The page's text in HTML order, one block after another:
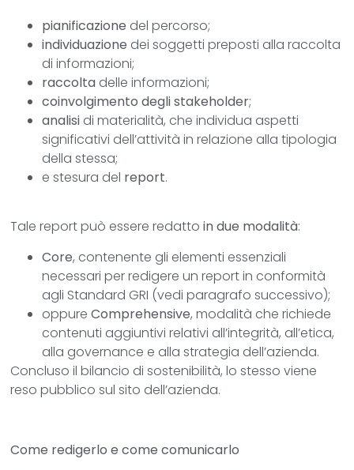
pianificazione del percorso;
individuazione dei soggetti preposti alla raccolta
di informazioni;
raccolta delle informazioni;
coinvolgimento degli stakeholder;
analisi di materialità, che individua aspetti
significativi dell’attività in relazione alla tipologia
della stessa;
e stesura del report.
Tale report può essere redattoin due modalità:
Core, contenente gli elementi essenziali
necessari per redigere un report in conformità
agli Standard GRI (vedi paragrafo successivo);
oppureComprehensive, modalità che richiede
contenuti aggiuntivi relativi all’integrità, all’etica,
alla governance e alla strategia dell’azienda.
Concluso il bilancio di sostenibilità, lo stesso viene
reso pubblico sul sito dell’azienda.
Come redigerlo e come comunicarlo